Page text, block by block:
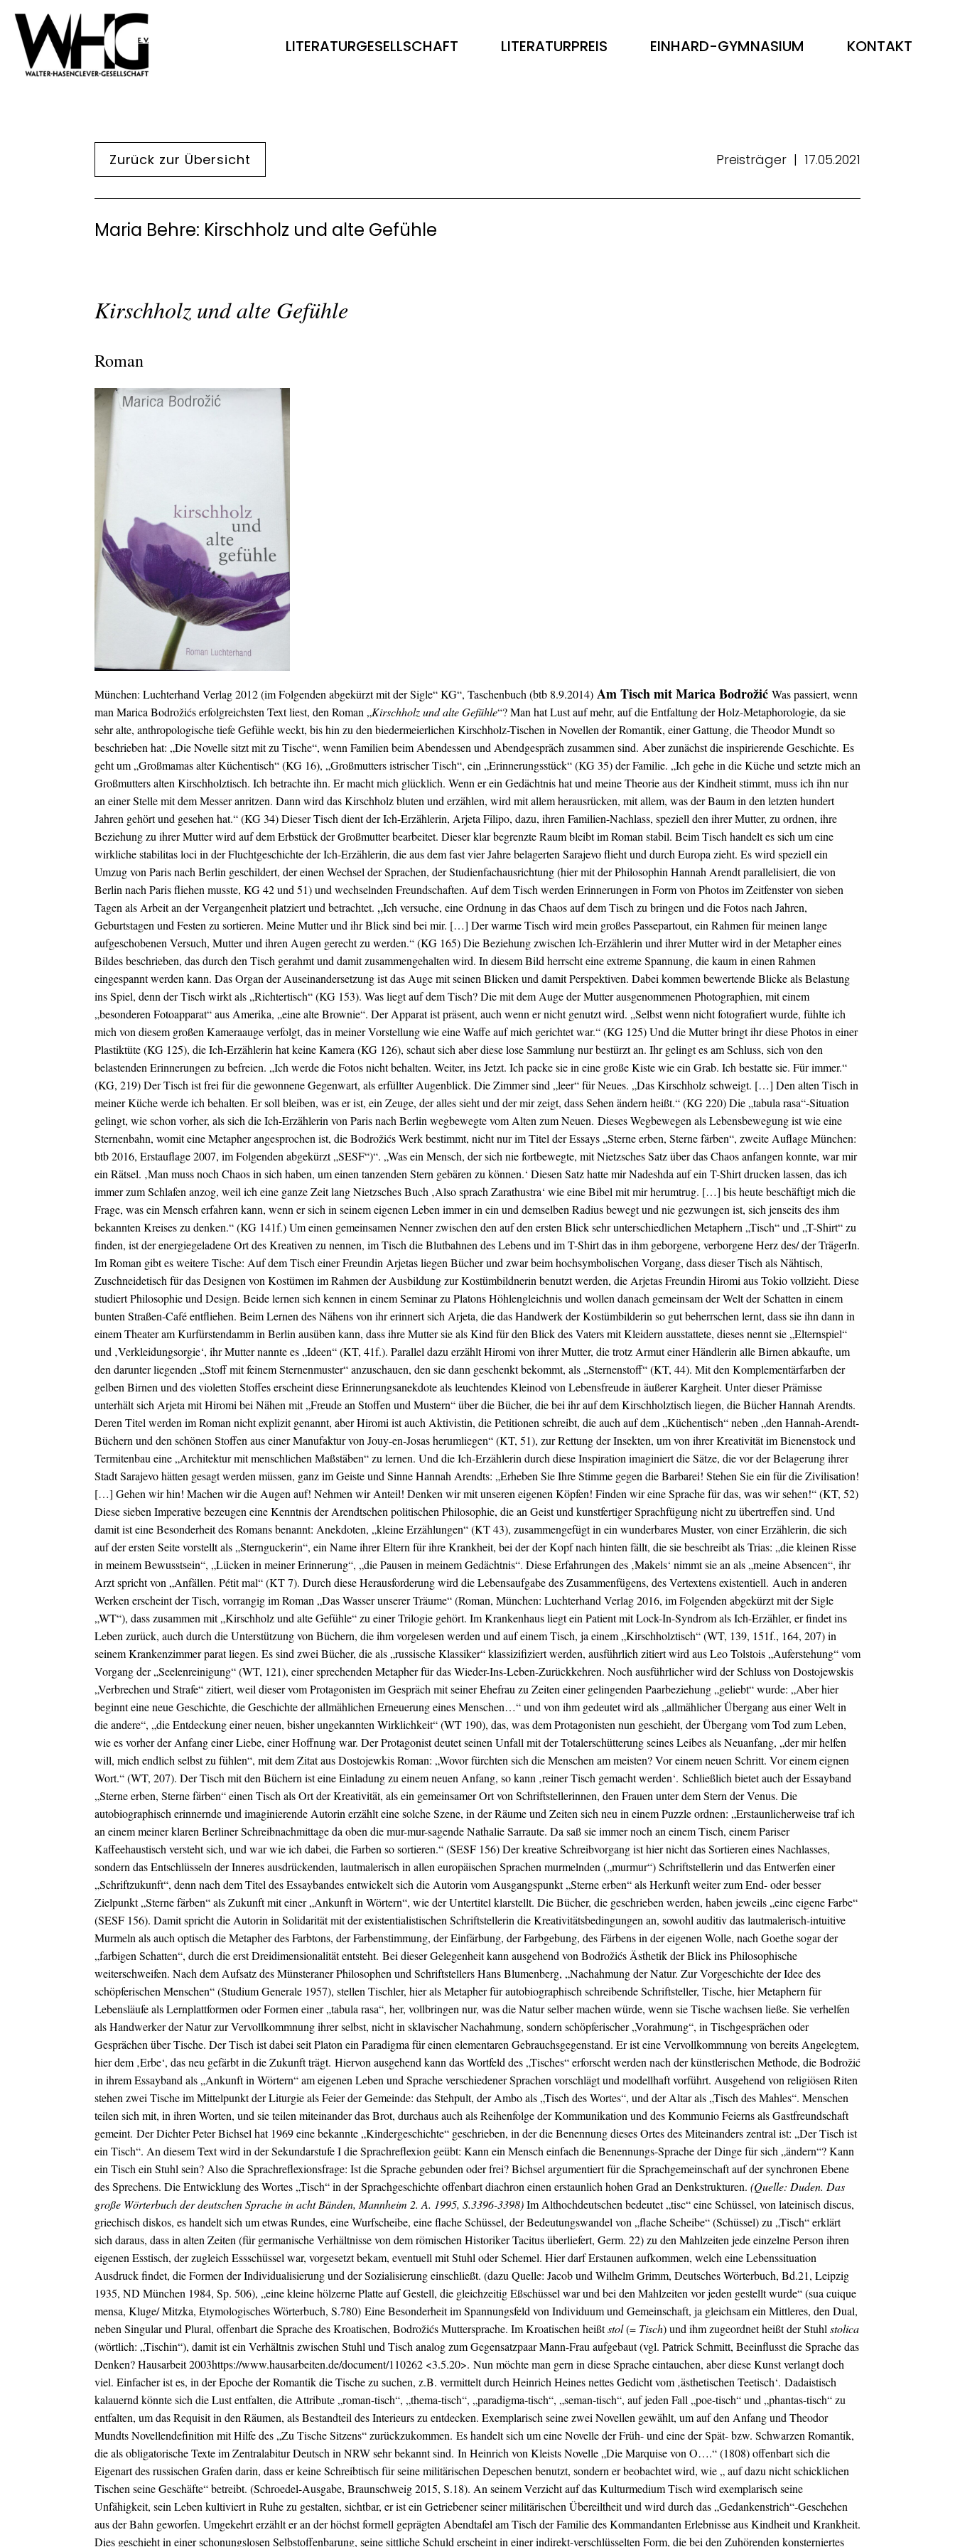
LITERATURGESELLSCHAFT LITERATURPREIS EINHARD-GYMNASIUM KONTAKT
Zurück zur Übersicht Preisträger | 17.05.2021
Maria Behre: Kirschholz und alte Gefühle
Kirschholz und alte Gefühle
Roman
München: Luchterhand Verlag 2012 (im Folgenden abgekürzt mit der Sigle“ KG“, Taschenbuch (btb 8.9.2014) Am Tisch mit MaricaBodrožić Was passiert, wenn
man MaricaBodrožićs erfolgreichsten Text liest, den Roman „Kirschholz und alte Gefühle“? Man hat Lust auf mehr, auf die Entfaltung der Holz-Metaphorologie, da sie
sehr alte, anthropologische tiefe Gefühle weckt, bis hin zu den biedermeierlichen Kirschholz-Tischen in Novellen der Romantik, einer Gattung, die Theodor Mundt so
beschrieben hat: „Die Novelle sitzt mit zu Tische“, wenn Familien beim Abendessen und Abendgespräch zusammen sind. Aber zunächst die inspirierende Geschichte. Es
geht um„Großmamas alter Küchentisch“ (KG 16), „Großmutters istrischer Tisch“, ein „Erinnerungsstück“ (KG 35) der Familie. „Ich gehe in die Küche und setzte mich an
Großmutters alten Kirschholztisch. Ich betrachte ihn. Er macht mich glücklich. Wenn er ein Gedächtnis hat und meine Theorie aus der Kindheit stimmt, muss ich ihn nur
an einer Stelle mit dem Messer anritzen. Dann wird das Kirschholz bluten und erzählen, wird mit allem herausrücken, mit allem, was der Baum in den letzten hundert
Jahren gehört und gesehen hat.“ (KG 34) Dieser Tisch dient der Ich-Erzählerin, Arjeta Filipo, dazu, ihren Familien-Nachlass, speziell den ihrer Mutter, zu ordnen, ihre
Beziehung zu ihrer Mutter wird auf dem Erbstück der Großmutter bearbeitet. Dieser klar begrenzte Raum bleibt im Roman stabil. Beim Tisch handelt es sich um eine
wirkliche stabilitas loci in der Fluchtgeschichte der Ich-Erzählerin, die aus dem fast vier Jahre belagerten Sarajevo flieht und durch Europa zieht. Es wird speziell ein
Umzug von Paris nach Berlin geschildert, der einen Wechsel der Sprachen, der Studienfachausrichtung (hier mit der Philosophin Hannah Arendt parallelisiert, die von
Berlin nach Paris fliehen musste, KG 42 und 51) und wechselnden Freundschaften. Auf dem Tisch werden Erinnerungen in Form von Photos im Zeitfenster von sieben
Tagen als Arbeit an der Vergangenheit platziert und betrachtet. „Ich versuche, eine Ordnung in das Chaos auf dem Tisch zu bringen und die Fotos nach Jahren,
Geburtstagen und Festen zu sortieren. Meine Mutter und ihr Blick sind bei mir. […] Der warme Tisch wird mein großes Passepartout, ein Rahmen für meinen lange
aufgeschobenen Versuch, Mutter und ihren Augen gerecht zu werden.“ (KG 165) Die Beziehung zwischen Ich-Erzählerin und ihrer Mutter wird in der Metapher eines
Bildes beschrieben, das durch den Tisch gerahmt und damit zusammengehalten wird. In diesem Bild herrscht eine extreme Spannung, die kaum in einen Rahmen
eingespannt werden kann. Das Organ der Auseinandersetzung ist das Auge mit seinen Blicken und damit Perspektiven. Dabei kommen bewertende Blicke als Belastung
ins Spiel, denn der Tisch wirkt als „Richtertisch“ (KG 153). Was liegt auf dem Tisch? Die mit dem Auge der Mutter ausgenommenen Photographien, mit einem
„besonderen Fotoapparat“ aus Amerika, „eine alte Brownie“. Der Apparat ist präsent, auch wenn er nicht genutzt wird. „Selbst wenn nicht fotografiert wurde, fühlte ich
mich von diesem großen Kameraauge verfolgt, das in meiner Vorstellung wie eine Waffe auf mich gerichtet war.“ (KG 125) Und die Mutter bringt ihr diese Photos in einer
Plastiktüte (KG 125), die Ich-Erzählerin hat keine Kamera (KG 126), schaut sich aber diese lose Sammlung nur bestürzt an. Ihr gelingt es am Schluss, sich von den
belastenden Erinnerungen zu befreien. „Ich werde die Fotos nicht behalten. Weiter, ins Jetzt. Ich packe sie in eine große Kiste wie ein Grab. Ich bestatte sie. Für immer.“
(KG, 219) Der Tisch ist frei für die gewonnene Gegenwart, als erfüllter Augenblick. Die Zimmer sind „leer“ für Neues. „Das Kirschholz schweigt. […] Den alten Tisch in
meiner Küche werde ich behalten. Er soll bleiben, was er ist, ein Zeuge, der alles sieht und der mir zeigt, dass Sehen ändern heißt.“ (KG 220) Die „tabula rasa“-Situation
gelingt, wie schon vorher, als sich die Ich-Erzählerin von Paris nach Berlin wegbewegte vom Alten zum Neuen. Dieses Wegbewegen als Lebensbewegung ist wie eine
Sternenbahn, womit eine Metapher angesprochen ist, die Bodrožićs Werk bestimmt, nicht nur im Titel der Essays „Sterne erben, Sterne färben“, zweite Auflage München:
btb 2016, Erstauflage 2007, im Folgenden abgekürzt „SESF“)“. „Was ein Mensch, der sich nie fortbewegte, mit Nietzsches Satz über das Chaos anfangen konnte, war mir
ein Rätsel. ‚Man muss noch Chaos in sich haben, um einen tanzenden Stern gebären zu können.‘ Diesen Satz hatte mir Nadeshda auf ein T-Shirt drucken lassen, das ich
immer zum Schlafen anzog, weil ich eine ganze Zeit lang Nietzsches Buch ‚Also sprach Zarathustra‘ wie eine Bibel mit mir herumtrug. […] bis heute beschäftigt mich die
Frage, was ein Mensch erfahren kann, wenn er sich in seinem eigenen Leben immer in ein und demselben Radius bewegt und nie gezwungen ist, sich jenseits des ihm
bekannten Kreises zu denken.“ (KG 141f.)Um einen gemeinsamen Nenner zwischen den auf den ersten Blick sehr unterschiedlichen Metaphern „Tisch“ und „T-Shirt“ zu
finden, ist der energiegeladene Ort des Kreativen zu nennen, im Tisch die Blutbahnen des Lebens und im T-Shirt das in ihm geborgene, verborgene Herz des/ der TrägerIn.
Im Roman gibt es weitere Tische: Auf dem Tisch einer Freundin Arjetas liegen Bücher und zwar beim hochsymbolischen Vorgang, dass dieser Tisch als Nähtisch,
Zuschneidetisch für das Designen von Kostümen im Rahmen der Ausbildung zur Kostümbildnerin benutzt werden, die Arjetas Freundin Hiromi aus Tokio vollzieht. Diese
studiert Philosophie und Design. Beide lernen sich kennen in einem Seminar zu Platons Höhlengleichnis und wollen danach gemeinsam der Welt der Schatten in einem
bunten Straßen-Café entfliehen. Beim Lernen des Nähens von ihr erinnert sich Arjeta, die das Handwerk der Kostümbilderin so gut beherrschen lernt, dass sie ihn dann in
einem Theater am Kurfürstendamm in Berlin ausüben kann, dass ihre Mutter sie als Kind für den Blick des Vaters mit Kleidern ausstattete, dieses nennt sie „Elternspiel“
und ‚Verkleidungsorgie‘, ihr Mutter nannte es „Ideen“ (KT, 41f.). Parallel dazu erzählt Hiromi von ihrer Mutter, die trotz Armut einer Händlerin alle Birnen abkaufte, um
den darunter liegenden „Stoff mit feinem Sternenmuster“ anzuschauen, den sie dann geschenkt bekommt, als „Sternenstoff“ (KT, 44). Mit den Komplementärfarben der
gelben Birnen und des violetten Stoffes erscheint diese Erinnerungsanekdote als leuchtendes Kleinod von Lebensfreude in äußerer Kargheit. Unter dieser Prämisse
unterhält sich Arjeta mit Hiromi bei Nähen mit „Freude an Stoffen und Mustern“ über die Bücher, die bei ihr auf dem Kirschholztisch liegen, die Bücher Hannah Arendts.
Deren Titel werden im Roman nicht explizit genannt, aber Hiromi ist auch Aktivistin, die Petitionen schreibt, die auch auf dem „Küchentisch“ neben „den Hannah-Arendt-
Büchern und den schönen Stoffen aus einer Manufaktur von Jouy-en-Josas herumliegen“ (KT, 51), zur Rettung der Insekten, um von ihrer Kreativität im Bienenstock und
Termitenbau eine „Architektur mit menschlichen Maßstäben“ zu lernen. Und die Ich-Erzählerin durch diese Inspiration imaginiert die Sätze, die vor der Belagerung ihrer
Stadt Sarajevo hätten gesagt werden müssen, ganz im Geiste und Sinne Hannah Arendts: „Erheben Sie Ihre Stimme gegen die Barbarei! Stehen Sie ein für die Zivilisation!
[…] Gehen wir hin! Machen wir die Augen auf! Nehmen wir Anteil! Denken wir mit unseren eigenen Köpfen! Finden wir eine Sprache für das, was wir sehen!“ (KT, 52)
Diese sieben Imperative bezeugen eine Kenntnis der Arendtschen politischen Philosophie, die an Geist und kunstfertiger Sprachfügung nicht zu übertreffen sind. Und
damit ist eine Besonderheit des Romans benannt: Anekdoten, „kleine Erzählungen“ (KT 43), zusammengefügt in ein wunderbares Muster, von einer Erzählerin, die sich
auf der ersten Seite vorstellt als „Sternguckerin“, ein Name ihrer Eltern für ihre Krankheit, bei der der Kopf nach hinten fällt, die sie beschreibt als Trias: „die kleinen Risse
in meinem Bewusstsein“, „Lücken in meiner Erinnerung“, „die Pausen in meinem Gedächtnis“. Diese Erfahrungen des ‚Makels‘ nimmt sie an als „meine Absencen“, ihr
Arzt spricht von „Anfällen. Pétit mal“ (KT 7). Durch diese Herausforderung wird die Lebensaufgabe des Zusammenfügens, des Vertextens existentiell. Auch in anderen
Werken erscheint der Tisch, vorrangig im Roman „Das Wasser unserer Träume“ (Roman, München: Luchterhand Verlag 2016, im Folgenden abgekürzt mit der Sigle
„WT“), dass zusammen mit „Kirschholz und alte Gefühle“ zu einer Trilogie gehört. Im Krankenhaus liegt ein Patient mit Lock-In-Syndrom als Ich-Erzähler, er findet ins
Leben zurück, auch durch die Unterstützung von Büchern, die ihm vorgelesen werden und auf einem Tisch, ja einem „Kirschholztisch“ (WT, 139, 151f., 164, 207) in
seinem Krankenzimmer parat liegen. Es sind zwei Bücher, die als „russische Klassiker“ klassizifiziert werden, ausführlich zitiert wird aus Leo Tolstois „Auferstehung“ vom
Vorgang der „Seelenreinigung“ (WT, 121), einer sprechenden Metapher für das Wieder-Ins-Leben-Zurückkehren. Noch ausführlicher wird der Schluss von Dostojewskis
„Verbrechen und Strafe“ zitiert, weil dieser vom Protagonisten im Gespräch mit seiner Ehefrau zu Zeiten einer gelingenden Paarbeziehung „geliebt“ wurde: „Aber hier
beginnt eine neue Geschichte, die Geschichte der allmählichen Erneuerung eines Menschen…“ und von ihm gedeutet wird als „allmählicher Übergang aus einer Welt in
die andere“, „die Entdeckung einer neuen, bisher ungekannten Wirklichkeit“ (WT 190), das, was dem Protagonisten nun geschieht, der Übergang vom Tod zum Leben,
wie es vorher der Anfang einer Liebe, einer Hoffnung war. Der Protagonist deutet seinen Unfall mit der Totalerschütterung seines Leibes als Neuanfang, „der mir helfen
will, mich endlich selbst zu fühlen“, mit dem Zitat aus Dostojewkis Roman: „Wovor fürchten sich die Menschen am meisten? Vor einem neuen Schritt. Vor einem eignen
Wort.“ (WT, 207). Der Tisch mit den Büchern ist eine Einladung zu einem neuen Anfang, so kann ‚reiner Tisch gemacht werden‘. Schließlich bietet auch der Essayband
„Sterne erben, Sterne färben“ einen Tisch als Ort der Kreativität, als ein gemeinsamer Ort von Schriftstellerinnen, den Frauen unter dem Stern der Venus. Die
autobiographisch erinnernde und imaginierende Autorin erzählt eine solche Szene, in der Räume und Zeiten sich neu in einem Puzzle ordnen: „Erstaunlicherweise traf ich
an einem meiner klaren Berliner Schreibnachmittage da oben die mur-mur-sagende Nathalie Sarraute. Da saß sie immer noch an einem Tisch, einem Pariser
Kaffeehaustisch versteht sich, und war wie ich dabei, die Farben so sortieren.“ (SESF 156) Der kreative Schreibvorgang ist hier nicht das Sortieren eines Nachlasses,
sondern das Entschlüsseln der Inneres ausdrückenden, lautmalerisch in allen europäischen Sprachen murmelnden („murmur“) Schriftstellerin und das Entwerfen einer
„Schriftzukunft“, denn nach dem Titel des Essaybandes entwickelt sich die Autorin vom Ausgangspunkt „Sterne erben“ als Herkunft weiter zum End- oder besser
Zielpunkt „Sterne färben“ als Zukunft mit einer „Ankunft in Wörtern“, wie der Untertitel klarstellt. Die Bücher, die geschrieben werden, haben jeweils „eine eigene Farbe“
(SESF 156). Damit spricht die Autorin in Solidarität mit der existentialistischen Schriftstellerin die Kreativitätsbedingungen an, sowohl auditiv das lautmalerisch-intuitive
Murmeln als auch optisch die Metapher des Farbtons, der Farbenstimmung, der Einfärbung, der Farbgebung, des Färbens in der eigenen Wolle, nach Goethe sogar der
„farbigen Schatten“, durch die erst Dreidimensionalität entsteht. Bei dieser Gelegenheit kann ausgehend von Bodrožićs Ästhetik der Blick ins Philosophische
weiterschweifen. Nach dem Aufsatz des Münsteraner Philosophen und Schriftstellers Hans Blumenberg, „Nachahmung der Natur. Zur Vorgeschichte der Idee des
schöpferischen Menschen“ (Studium Generale 1957), stellen Tischler, hier als Metapher für autobiographisch schreibende Schriftsteller, Tische, hier Metaphern für
Lebensläufe als Lernplattformen oder Formen einer „tabula rasa“, her, vollbringen nur, was die Natur selber machen würde, wenn sie Tische wachsen ließe. Sie verhelfen
als Handwerker der Natur zur Vervollkommnung ihrer selbst, nicht in sklavischer Nachahmung, sondern schöpferischer „Vorahmung“, in Tischgesprächen oder
Gesprächen über Tische. Der Tisch ist dabei seit Platon ein Paradigma für einen elementaren Gebrauchsgegenstand. Er ist eine Vervollkommnung von bereits Angelegtem,
hier dem ‚Erbe‘, das neu gefärbt in die Zukunft trägt. Hiervon ausgehend kann das Wortfeld des „Tisches“ erforscht werden nach der künstlerischen Methode, die Bodrožić
in ihrem Essayband als „Ankunft in Wörtern“ am eigenen Leben und Sprache verschiedener Sprachen vorschlägt und modellhaft vorführt. Ausgehend von religiösen Riten
stehen zwei Tische im Mittelpunkt der Liturgie als Feier der Gemeinde: das Stehpult, der Ambo als „Tisch des Wortes“, und der Altar als „Tisch des Mahles“. Menschen
teilen sich mit, in ihren Worten, und sie teilen miteinander das Brot, durchaus auch als Reihenfolge der Kommunikation und des Kommunio Feierns als Gastfreundschaft
gemeint. Der Dichter Peter Bichsel hat 1969 eine bekannte „Kindergeschichte“ geschrieben, in der die Benennung dieses Ortes des Miteinanders zentral ist: „Der Tisch ist
ein Tisch“. An diesem Text wird in der Sekundarstufe I die Sprachreflexion geübt: Kann ein Mensch einfach die Benennungs-Sprache der Dinge für sich „ändern“? Kann
ein Tisch ein Stuhl sein? Also die Sprachreflexionsfrage: Ist die Sprache gebunden oder frei? Bichsel argumentiert für die Sprachgemeinschaft auf der synchronen Ebene
des Sprechens. Die Entwicklung des Wortes „Tisch“ in der Sprachgeschichte offenbart diachron einen erstaunlich hohen Grad an Denkstrukturen. (Quelle: Duden. Das
große Wörterbuch der deutschen Sprache in acht Bänden, Mannheim 2. A. 1995, S.3396-3398)Im Althochdeutschen bedeutet „tisc“ eine Schüssel, von lateinisch discus,
griechisch diskos, es handelt sich um etwas Rundes, eine Wurfscheibe, eine flache Schüssel, derBedeutungswandelvon „flache Scheibe“ (Schüssel) zu „Tisch“ erklärt
sich daraus, dass in alten Zeiten (für germanische Verhältnisse von dem römischen Historiker Tacitus überliefert, Germ. 22) zu den Mahlzeiten jede einzelne Person ihren
eigenen Esstisch, der zugleich Essschüssel war, vorgesetzt bekam, eventuell mit Stuhl oder Schemel. Hier darf Erstaunen aufkommen, welch eine Lebenssituation
Ausdruck findet, die Formen der Individualisierung und der Sozialisierung einschließt. (dazu Quelle: Jacob und Wilhelm Grimm, Deutsches Wörterbuch, Bd.21, Leipzig
1935, ND München 1984, Sp. 506), „eine kleine hölzerne Platte auf Gestell, die gleichzeitig Eßschüssel war und bei den Mahlzeiten vor jeden gestellt wurde“ (sua cuique
mensa, Kluge/ Mitzka, Etymologisches Wörterbuch, S.780) Eine Besonderheit im Spannungsfeld von Individuum und Gemeinschaft, ja gleichsam ein Mittleres, den Dual,
neben Singular und Plural, offenbart die Sprache des Kroatischen, Bodrožićs Muttersprache. Im Kroatischen heißtstol(= Tisch) und ihm zugeordnet heißt der Stuhlstolica
(wörtlich: „Tischin“), damit ist ein Verhältnis zwischen Stuhl und Tisch analog zum Gegensatzpaar Mann-Frau aufgebaut (vgl. Patrick Schmitt, Beeinflusst die Sprache das
Denken? Hausarbeit 2003https://www.hausarbeiten.de/document/110262 <3.5.20>. Nun möchte man gern in diese Sprache eintauchen, aber diese Kunst verlangt doch
viel. Einfacher ist es, in der Epoche der Romantik die Tische zu suchen, z.B. vermittelt durch Heinrich Heines nettes Gedicht vom ‚ästhetischen Teetisch‘. Dadaistisch
kalauernd könnte sich die Lust entfalten, die Attribute „roman-tisch“, „thema-tisch“, „paradigma-tisch“, „seman-tisch“, auf jeden Fall „poe-tisch“ und „phantas-tisch“ zu
entfalten, um dasRequisit in den Räumen, als Bestandteil des Interieurs zu entdecken. Exemplarisch seine zwei Novellen gewählt, um auf den Anfang und Theodor
Mundts Novellendefinition mit Hilfe des „Zu Tische Sitzens“ zurückzukommen. Es handelt sich um eine Novelle der Früh- und eine der Spät- bzw. Schwarzen Romantik,
die als obligatorische Texte im Zentralabitur Deutsch in NRW sehr bekannt sind. In Heinrich von Kleists Novelle „Die Marquise von O….“ (1808) offenbart sich die
Eigenart des russischen Grafen darin, dass er keine Schreibtisch für seine militärischen Depeschen benutzt, sondern er beobachtet wird, wie „ auf dazu nicht schicklichen
Tischen seine Geschäfte“ betreibt. (Schroedel-Ausgabe, Braunschweig 2015, S.18). An seinem Verzicht auf das Kulturmedium Tisch wird exemplarisch seine
Unfähigkeit, sein Leben kultiviert in Ruhe zu gestalten, sichtbar, er ist ein Getriebener seiner militärischen Übereiltheit und wird durch das „Gedankenstrich“-Geschehen
aus der Bahn geworfen. Umgekehrt erzählt er an der höchst formell geprägten Abendtafel am Tisch der Familie des Kommandanten Erlebnisse aus Kindheit und Krankheit.
Dies geschieht in einer schonungslosen Selbstoffenbarung, seine sittliche Schuld erscheint in einer indirekt-verschlüsselten Form, die bei den Zuhörenden konsterniertes